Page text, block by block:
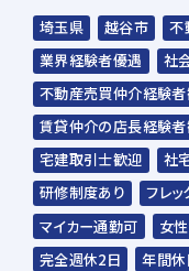
▼
二次面接
▼
最終書類審査
▼
内定
※入社時期は相
埼玉県 越谷市 不
業界経験者優遇
社
不動産売買仲介経験
賃貸仲介の店長経験
宅建取引士歓迎
社
研修制度あり
フレ
マイカー通勤可
女
完全週休2日
年間